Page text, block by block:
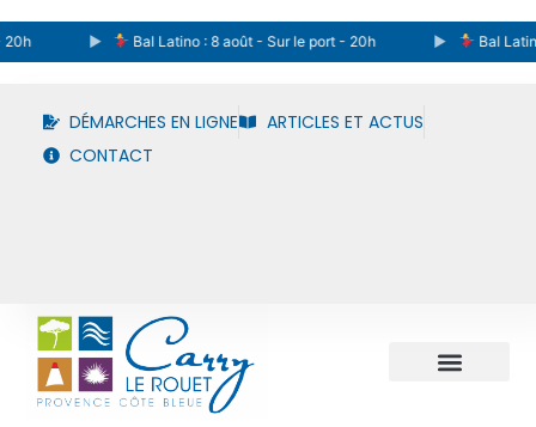
Bal Latino : 8 août - Sur le port - 20h Bal Latino : 8
DÉMARCHES EN LIGNE
ARTICLES ET ACTUS
CONTACT